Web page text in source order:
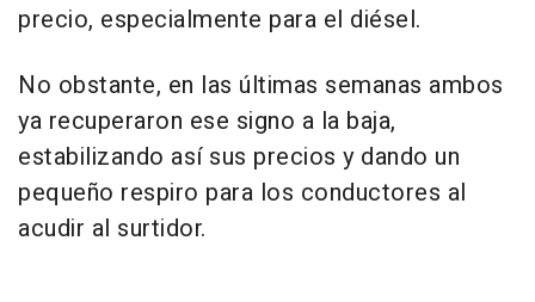
precio, especialmente para el diésel.
No obstante, en las últimas semanas ambos
ya recuperaron ese signo a la baja,
estabilizando así sus precios y dando un
pequeño respiro para los conductores al
acudir al surtidor.